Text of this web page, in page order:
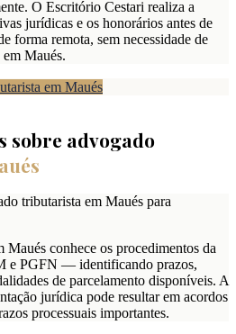
O Escritório Cestari realiza a
jurídicas e os honorários antes de
forma remota, sem necessidade de
Maués.
em Maués
sobre advogado
tributarista em Maués para
conhece os procedimentos da
e PGFN — identificando prazos,
de parcelamento disponíveis. A
jurídica pode resultar em acordos
processuais importantes.